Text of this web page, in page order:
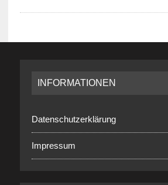
INFORMATIONEN
Datenschutzerklärung
Impressum